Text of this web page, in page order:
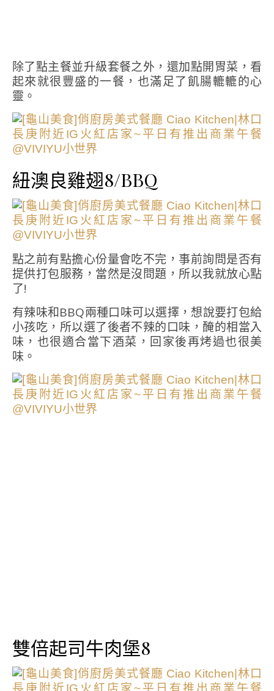
除了點主餐並升級套餐之外，還加點開胃菜，看
起來就很豐盛的一餐，也滿足了飢腸轆轆的心
靈。
紐澳良雞翅8/BBQ
點之前有點擔心份量會吃不完，事前詢問是否有
提供打包服務，當然是沒問題，所以我就放心點
了!
有辣味和BBQ兩種口味可以選擇，想說要打包給
小孩吃，所以選了後者不辣的口味，醃的相當入
味，也很適合當下酒菜，回家後再烤過也很美
味。
雙倍起司牛肉堡8